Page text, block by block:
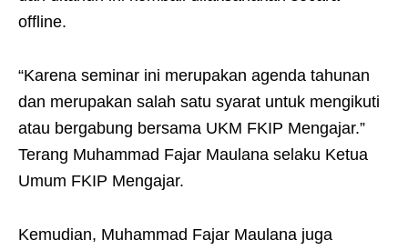
offline.
“Karena seminar ini merupakan agenda tahunan
dan merupakan salah satu syarat untuk mengikuti
atau bergabung bersama UKM FKIP Mengajar.”
Terang Muhammad Fajar Maulana selaku Ketua
Umum FKIP Mengajar.
Kemudian, Muhammad Fajar Maulana juga